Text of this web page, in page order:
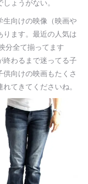
ょうがない。
生向けの映像（映画や
ります。最近の人気は
分全て揃ってます
終わるまで迷ってる子
供向けの映画もたくさ
てきてくださいね。